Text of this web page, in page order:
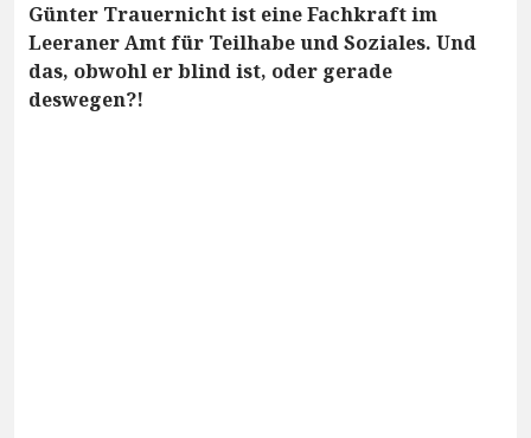
Günter Trauernicht ist eine Fachkraft im
Leeraner Amt für Teilhabe und Soziales. Und
das, obwohl er blind ist, oder gerade
deswegen?!